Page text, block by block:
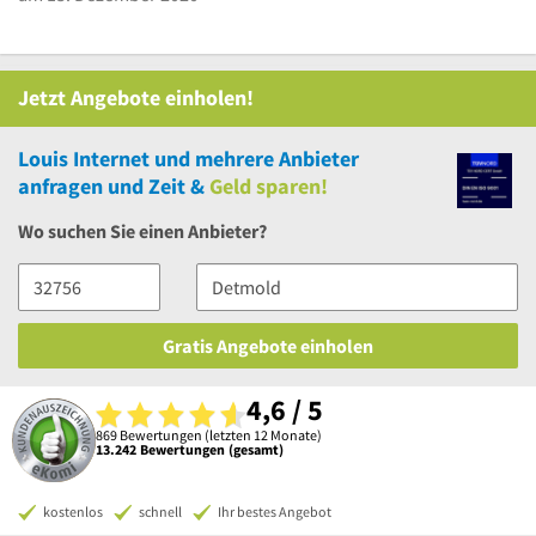
Jetzt Angebote einholen!
Louis Internet und mehrereAnbieter
anfragen und Zeit &Geld sparen!
Wo suchen Sie einen Anbieter?
Gratis Angebote einholen
4,6 / 5
869 Bewertungen (letzten 12 Monate)
13.242 Bewertungen (gesamt)
kostenlos schnell Ihr bestes Angebot